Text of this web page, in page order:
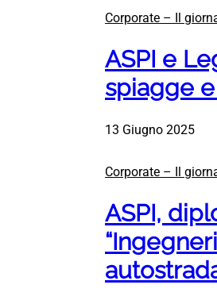
Corporate – Il
ASPI e
spiagge
13 Giugno 2025
Corporate – Il
ASPI,